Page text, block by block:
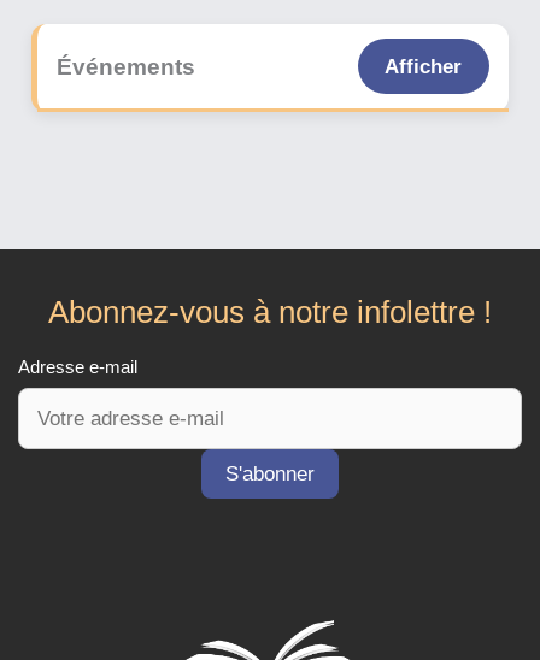
Événements Afficher
Abonnez-vous à notre infolettre !
Adresse e-mail